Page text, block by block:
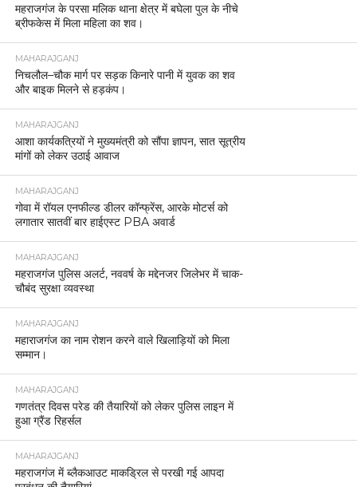
महराजगंज के परसा मलिक थाना क्षेत्र में बघेला पुल के नीचे
ब्रीफकेस में मिला महिला का शव।
MAHARAJGANJ
निचलौल–चौक मार्ग पर सड़क किनारे पानी में युवक का शव
और बाइक मिलने से हड़कंप।
MAHARAJGANJ
आशा कार्यकत्रियों ने मुख्यमंत्री को सौंपा ज्ञापन, सात सूत्रीय
मांगों को लेकर उठाई आवाज
MAHARAJGANJ
गोवा में रॉयल एनफील्ड डीलर कॉन्फ्रेंस, आरके मोटर्स को
लगातार सातवीं बार हाईएस्ट PBA अवार्ड
MAHARAJGANJ
महराजगंज पुलिस अलर्ट, नववर्ष के मद्देनजर जिलेभर में चाक-
चौबंद सुरक्षा व्यवस्था
MAHARAJGANJ
महाराजगंज का नाम रोशन करने वाले खिलाड़ियों को मिला
सम्मान।
MAHARAJGANJ
गणतंत्र दिवस परेड की तैयारियों को लेकर पुलिस लाइन में
हुआ ग्रैंड रिहर्सल
MAHARAJGANJ
महराजगंज में ब्लैकआउट माकड्रिल से परखी गई आपदा